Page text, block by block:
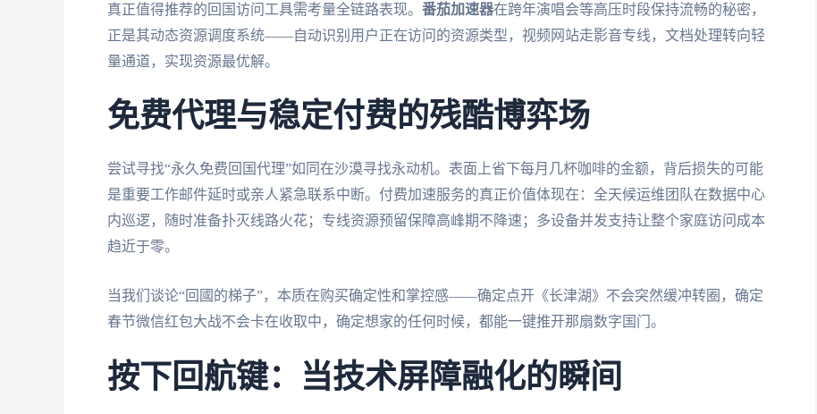
真正值得推荐的回国访问工具需考量全链路表现。 番茄加速器在跨年演唱会等高压时段保持流畅的秘密，
正是其动态资源调度系统——自动识别用户正在访问的资源类型，视频网站走影音专线，文档处理转向轻
量通道，实现资源最优解。
免费代理与稳定付费的残酷博弈场
尝试寻找“永久免费回国代理”如同在沙漠寻找永动机。表面上省下每月几杯咖啡的金额，背后损失的可能
是重要工作邮件延时或亲人紧急联系中断。付费加速服务的真正价值体现在：全天候运维团队在数据中心
内巡逻，随时准备扑灭线路火花；专线资源预留保障高峰期不降速；多设备并发支持让整个家庭访问成本
趋近于零。
当我们谈论“回國的梯子”，本质在购买确定性和掌控感——确定点开《长津湖》不会突然缓冲转圈，确定
春节微信红包大战不会卡在收取中，确定想家的任何时候，都能一键推开那扇数字国门。
按下回航键：当技术屏障融化的瞬间